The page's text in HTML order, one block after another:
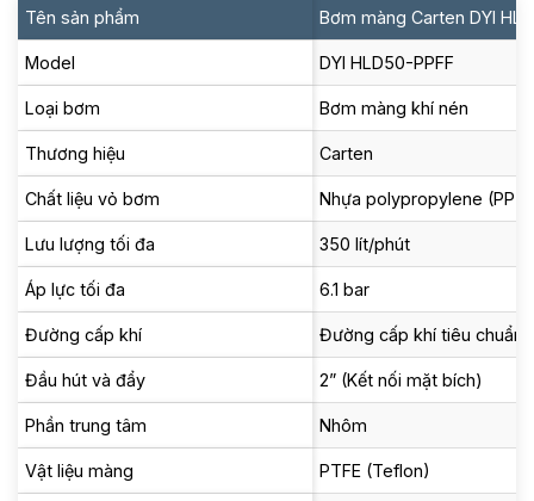
Tên sản phẩm Bơm màng Carten DYI
Model DYI HLD50-PPFF
Loại bơm Bơm màng khí nén
Thương hiệu Carten
Chất liệu vỏ bơm Nhựa polypropylene (PP)
Lưu lượng tối đa 350 lít/phút
Áp lực tối đa 6.1 bar
Đường cấp khí Đường cấp khí tiêu chuẩn
Đầu hút và đẩy 2” (Kết nối mặt bích)
Phần trung tâm Nhôm
Vật liệu màng PTFE (Teflon)